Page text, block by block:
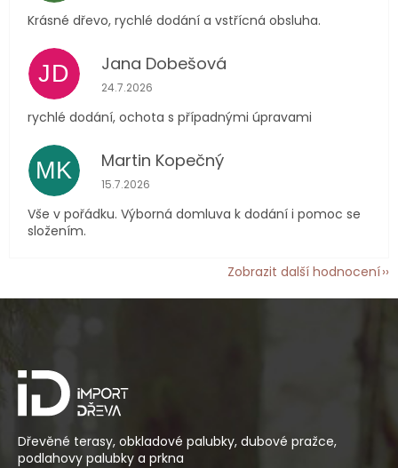
Krásné dřevo, rychlé dodání a vstřícná obsluha.
JD Jana Dobešová
Hodnocení obchodu je 5 z 5 hvězdiček.
24.7.2026
rychlé dodání, ochota s případnými úpravami
MK Martin Kopečný
Hodnocení obchodu je 5 z 5 hvězdiček.
15.7.2026
Vše v pořádku. Výborná domluva k dodání i pomoc se
složením.
Zobrazit další hodnocení
a
Dřevěné terasy, obkladové palubky, dubové pražce,
podlahovy palubky a prkna